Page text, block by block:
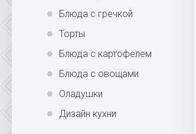
Блюда с гречкой
Торты
Блюда с картофелем
Блюда с овощами
Оладушки
Дизайн кухни